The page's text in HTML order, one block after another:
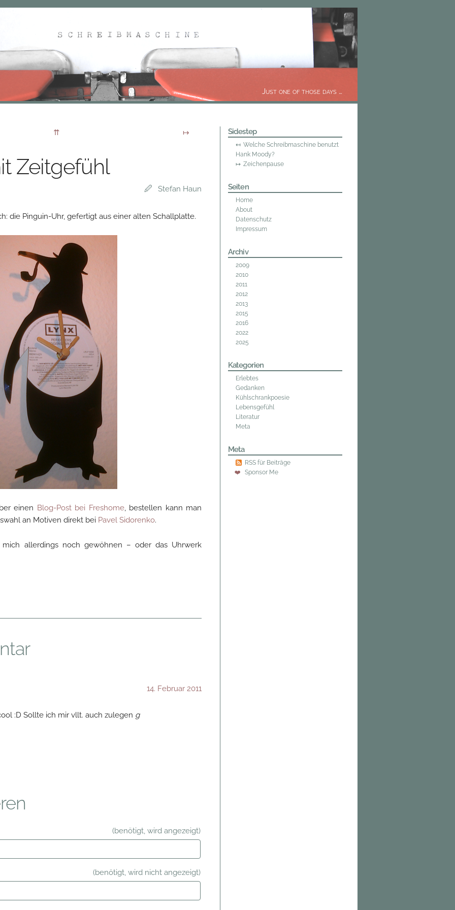
Just one of those days …
Zeitgefühl
Stefan Haun
die Pinguin-Uhr, gefertigt aus einer alten Schallplatte.
einen Blog-Post bei Freshome, bestellen kann man
an Motiven direkt bei Pavel Sidorenko.
allerdings noch gewöhnen – oder das Uhrwerk
14. Februar 2011
:D Sollte ich mir vllt. auch zulegen g
(benötigt, wird angezeigt)
(benötigt, wird nicht angezeigt)
Sidestep
Welche Schreibmaschine benutzt
Hank Moody?
Zeichenpause
Seiten
Home
About
Datenschutz
Impressum
Archiv
2009
2010
2011
2012
2013
2015
2016
2022
2025
Kategorien
Erlebtes
Gedanken
Kühlschrankpoesie
Lebensgefühl
Literatur
Meta
Meta
RSS für Beiträge
Sponsor Me